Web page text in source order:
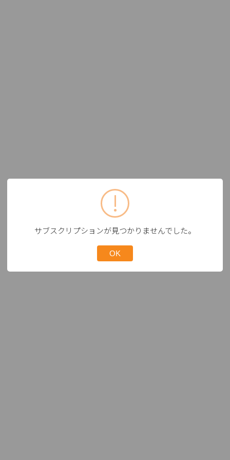
サブスクリプションが見つかりませんでした。
OK